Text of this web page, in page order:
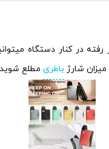
رفته در کنار دستگاه
شارژ باطری مطلع